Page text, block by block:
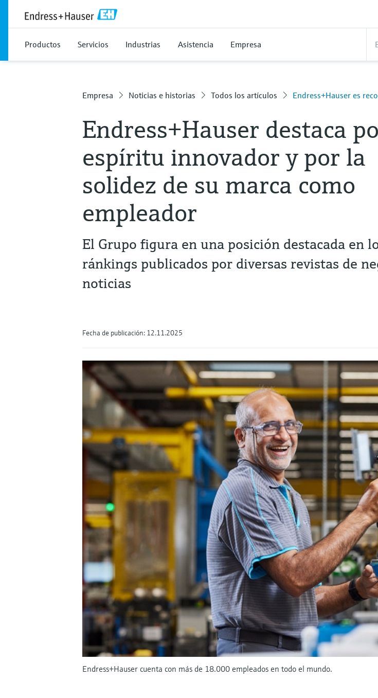
Productos Servicios Industrias Asistencia Empresa
Empresa Noticias e historias Todos los artículos Endress+Hauser es
Endress+Hauser destaca
espíritu innovador y por la
solidez de su marca como
empleador
El Grupo figura en una posición destacada en
ránkings publicados por diversas revistas de
noticias
Fecha de publicación: 12.11.2025
Endress+Hauser cuenta con más de 18.000 empleados en todo el mundo.